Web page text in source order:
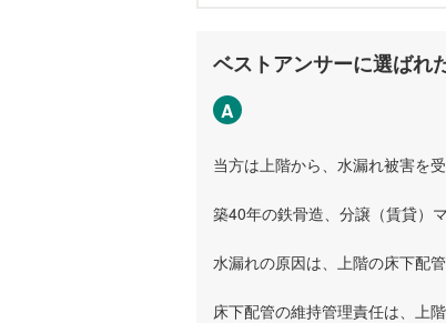
ベストアンサーに選ばれ
A
当方は上階から、水漏れ被害を
築40年の鉄骨造、分譲（賃貸）
水漏れの原因は、上階の床下配
床下配管の維持管理責任は、上